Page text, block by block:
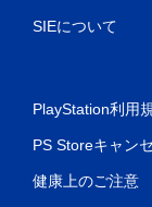
SIEについて
PlayStation利用
PS Storeキャン
健康上のご注意